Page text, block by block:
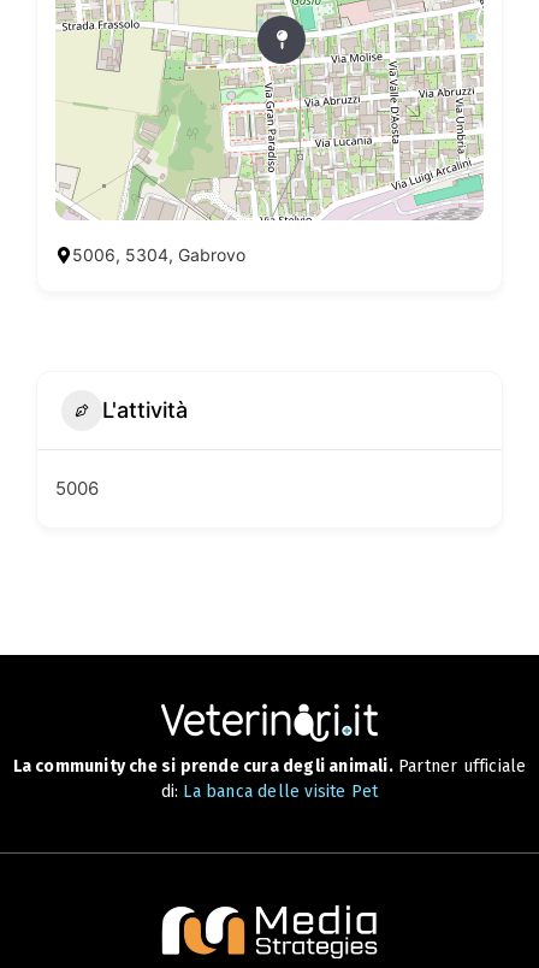
5006, 5304, Gabrovo
L'attività
5006
La community che si prende cura degli animali.Partner ufficiale
di: La banca delle visite Pet